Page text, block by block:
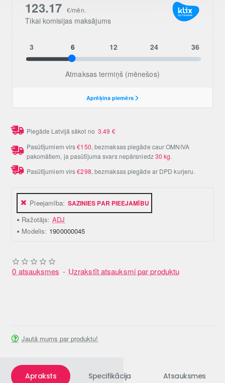
Pieejamība: SAZINIES PAR PIEEJAMĪBU
Ražotājs: ADJ
Modelis: 1900000045
0 atsauksmes - Uzrakstīt atsauksmi par produktu
Piegāde Latvijā sākot no3.49 €
Pasūtījumiem virs€150, bezmaksas piegāde caur OMNIVA
pakomātiem, ja pasūtījuma svars nepārsniedz30 kg.
Pasūtījumiem virs€298, bezmaksas piegāde ar DPD kurjeru.
Jautā mums par produktu!
Apraksts Specifikācija Atsauksmes